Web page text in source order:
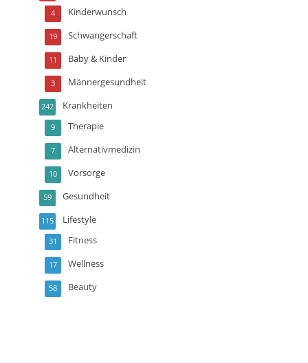
Kinderwunsch
4
Schwangerschaft
19
Baby & Kinder
11
Männergesundheit
3
Krankheiten
242
Therapie
9
Alternativmedizin
7
Vorsorge
10
Gesundheit
59
Lifestyle
115
Fitness
31
Wellness
17
Beauty
58